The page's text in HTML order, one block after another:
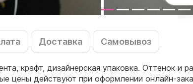
Доставка Самовывоз
крафт, дизайнерская упаковка. Оттенок и
цены действуют при оформлении онлайн-